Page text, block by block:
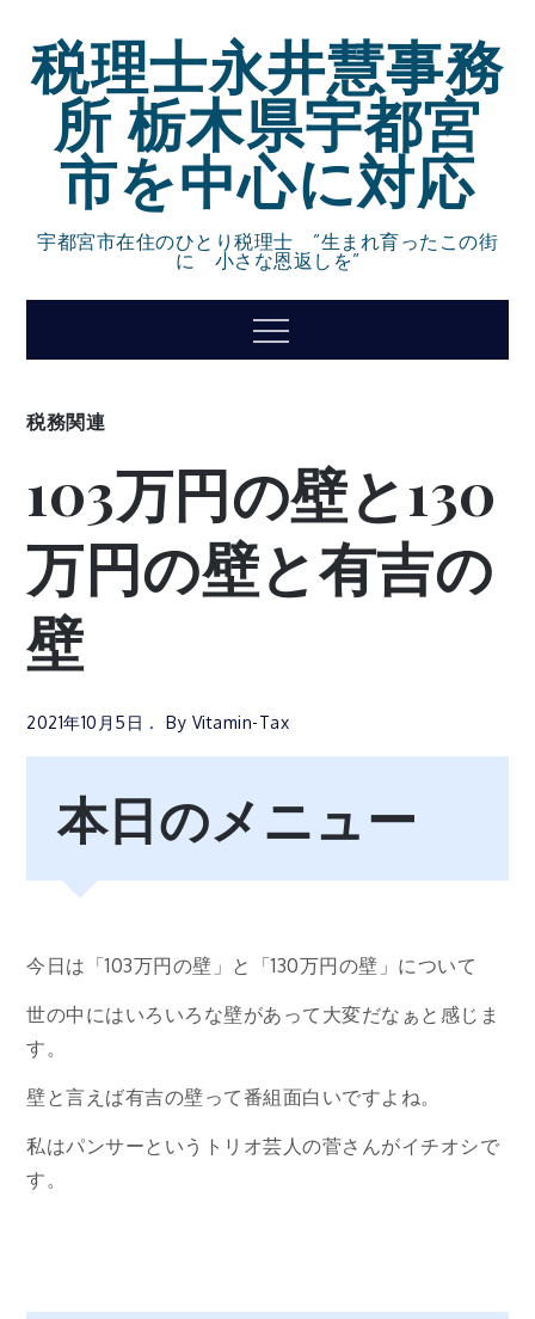
content
税理士永井慧事務
所 栃木県宇都宮
市を中心に対応
宇都宮市在住のひとり税理士 ”生まれ育ったこの街
に 小さな恩返しを”
Menu
税務関連
103万円の壁と130
万円の壁と有吉の
壁
2021年10月5日 By Vitamin-Tax
本日のメニュー
今日は「103万円の壁」と「130万円の壁」について
世の中にはいろいろな壁があって大変だなぁと感じま
す。
壁と言えば有吉の壁って番組面白いですよね。
私はパンサーというトリオ芸人の菅さんがイチオシで
す。